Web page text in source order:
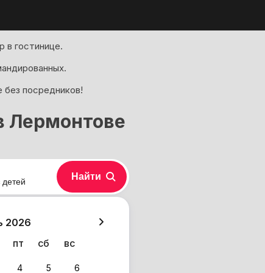
в гостинице.
посредников!
Лермонтове
2026
пт сб вс
4 5 6
детей Найти